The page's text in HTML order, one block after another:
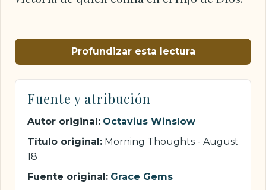
Profundizar esta lectura
Fuente y atribución
Autor original: Octavius Winslow
Título original: Morning Thoughts - August
18
Fuente original: Grace Gems